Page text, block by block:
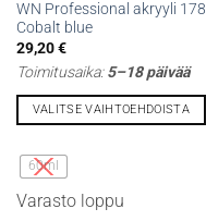
WN Professional akryyli 178
Cobalt blue
29,20€
Toimitusaika:5–18 päivää
VALITSE VAIHTOEHDOISTA
tuotteella
on
useampi
60ml
Varasto loppu